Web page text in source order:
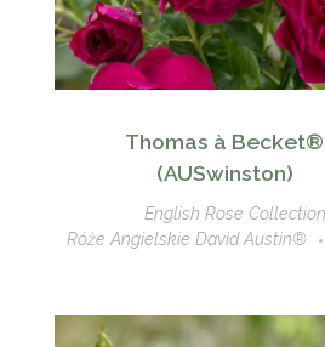
Thomas à Becket®
(AUSwinston)
English Rose Collection
Róże Angielskie David Austin®